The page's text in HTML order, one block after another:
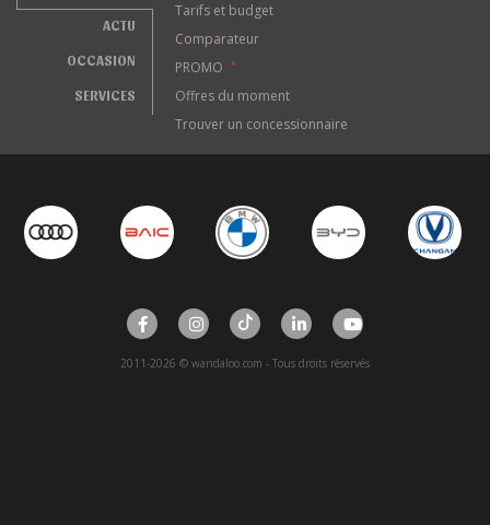
ACTU
OCCASION
SERVICES
Tarifs et budget
Comparateur
PROMO
*
Offres du moment
Trouver un concessionnaire
2011-2026 © wandaloo.com - Tous droits réservés